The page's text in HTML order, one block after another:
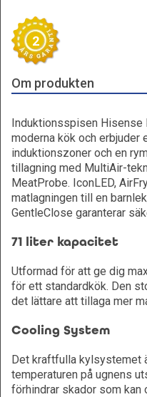
2
Om produkten
Induktionsspisen Hisense
moderna kök och erbjuder
induktionszoner och en
tillagning med MultiAir-
MeatProbe. IconLED,
matlagningen till en
GentleClose garanterar
71 liter kapacitet
Utformad för att ge dig
för ett standardkök. Den
det lättare att tillaga mer
Cooling System
Det kraftfulla kylsystemet
temperaturen på ugnens
förhindrar skador som kan